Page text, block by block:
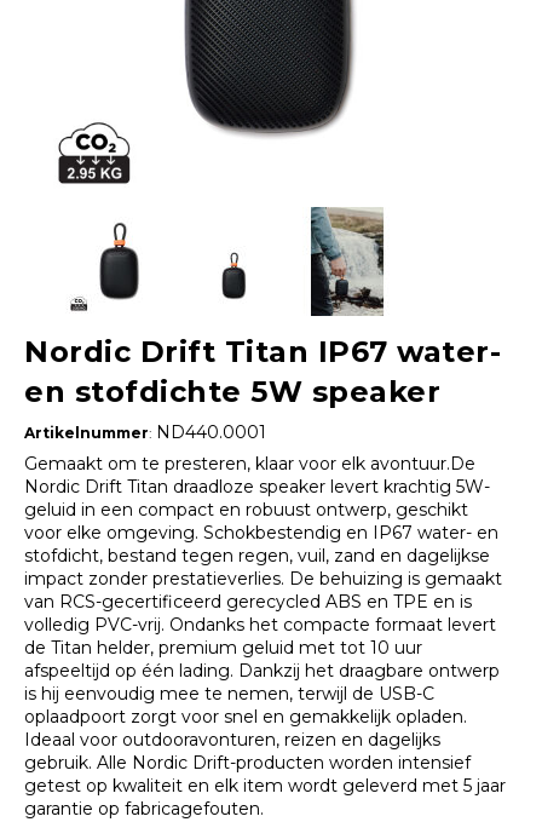
Nordic Drift Titan IP67 water-
en stofdichte 5W speaker
Artikelnummer: ND440.0001
Gemaakt om te presteren, klaar voor elk avontuur.De
Nordic Drift Titan draadloze speaker levert krachtig 5W-
geluid in een compact en robuust ontwerp, geschikt
voor elke omgeving. Schokbestendig en IP67 water- en
stofdicht, bestand tegen regen, vuil, zand en dagelijkse
impact zonder prestatieverlies. De behuizing is gemaakt
van RCS-gecertificeerd gerecycled ABS en TPE en is
volledig PVC-vrij. Ondanks het compacte formaat levert
de Titan helder, premium geluid met tot 10 uur
afspeeltijd op één lading. Dankzij het draagbare ontwerp
is hij eenvoudig mee te nemen, terwijl de USB-C
oplaadpoort zorgt voor snel en gemakkelijk opladen.
Ideaal voor outdooravonturen, reizen en dagelijks
gebruik. Alle Nordic Drift-producten worden intensief
getest op kwaliteit en elk item wordt geleverd met 5 jaar
garantie op fabricagefouten.